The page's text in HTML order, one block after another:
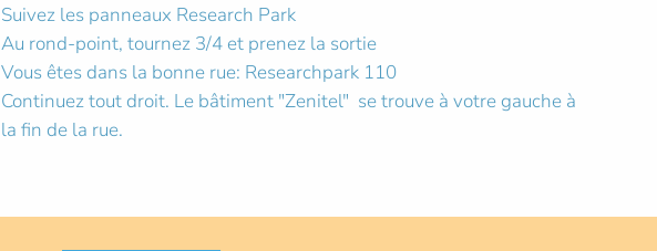
Suivez les panneaux Research Park
Au rond-point, tournez 3/4 et prenez la sortie
Vous êtes dans la bonne rue: Researchpark 110
Continuez tout droit. Le bâtiment "Zenitel" se trouve à votre gauche à
la fin de la rue.